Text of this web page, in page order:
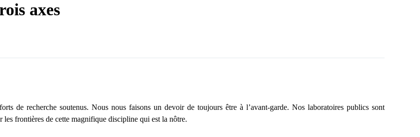
axes
de recherche soutenus. Nous nous faisons un devoir de toujours être à l’avant-garde. Nos laboratoires publics sont
les frontières de cette magnifique discipline qui est la nôtre.